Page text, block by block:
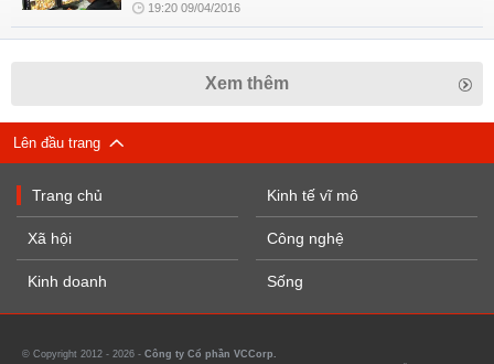
19:20 09/04/2016
Xem thêm
Lên đầu trang
Trang chủ
Xã hội
Kinh doanh
Kinh tế vĩ mô
Công nghệ
Sống
© Copyright 2012 - 2026 - Công ty Cổ phần VCCorp.